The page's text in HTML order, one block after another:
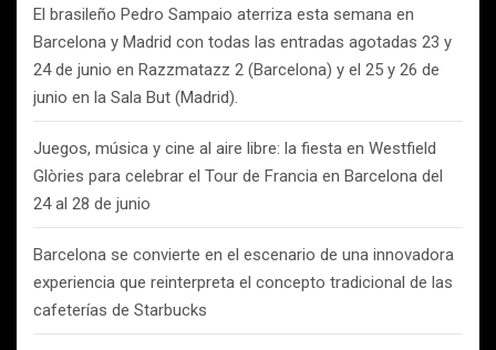
El brasileño Pedro Sampaio aterriza esta semana en
Barcelona y Madrid con todas las entradas agotadas 23 y
24 de junio en Razzmatazz 2 (Barcelona) y el 25 y 26 de
junio en la Sala But (Madrid).
Juegos, música y cine al aire libre: la fiesta en Westfield
Glòries para celebrar el Tour de Francia en Barcelona del
24 al 28 de junio
Barcelona se convierte en el escenario de una innovadora
experiencia que reinterpreta el concepto tradicional de las
cafeterías de Starbucks